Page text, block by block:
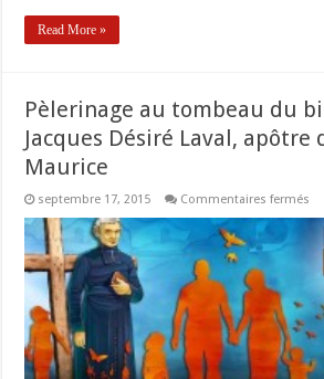
Read More »
Pèlerinage au tombeau du
Jacques Désiré Laval, apôtre
Maurice
septembre 17, 2015 Commentaires fermés
au
du
de